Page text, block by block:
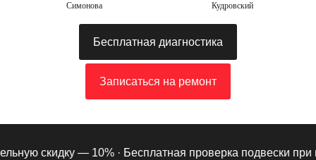
Симонова Кудровский
Бесплатная диагностика
Записаться на ремонт
скидку — 10% ·Бесплатная проверка подвески при